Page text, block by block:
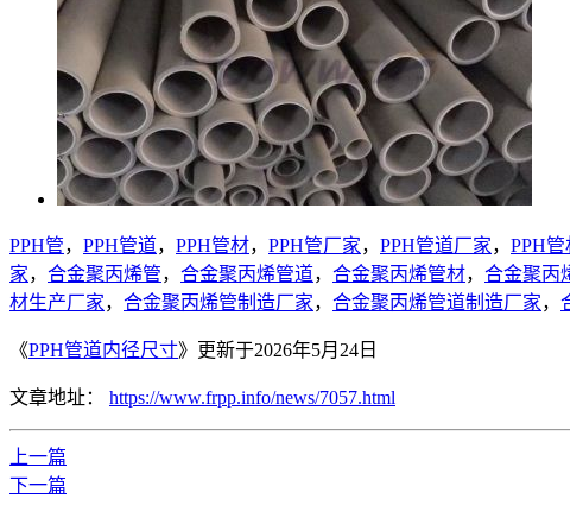
PPH管， PPH管道， PPH管材， PPH管厂家， PPH管道厂家， PPH
家， 合金聚丙烯管， 合金聚丙烯管道， 合金聚丙烯管材， 合金聚丙
材生产厂家， 合金聚丙烯管制造厂家， 合金聚丙烯管道制造厂家，
《PPH管道内径尺寸》更新于2026年5月24日
文章地址： https://www.frpp.info/news/7057.html
上一篇
下一篇